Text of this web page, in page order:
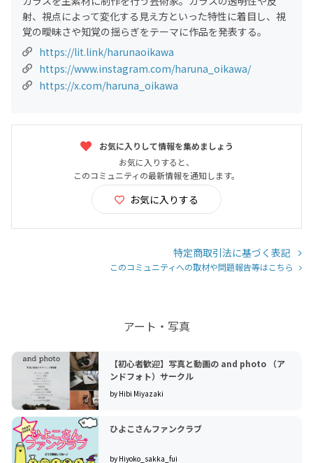
射、視点によって変化する見え方といった特性に着目し、視
覚の曖昧さや知覚の揺らぎをテーマに作品を発表する。
https://lit.link/harunaoikawa
https://www.instagram.com/haruna_oikawa/
https://x.com/haruna_oikawa
お気に入りして情報を集めましょう
お気に入りすると、
このコミュニティの最新情報を通知します。
お気に入りする
特定商取引法に基づく表記
このコミュニティへの取材や問題報告等はこちら
アート・写真
【初心者歓迎】写真と動画の and photo （ア
ンドフォト）サークル
by Hibi Miyazaki
ひよこさんファンクラブ
by Hiyoko_sakka_fui